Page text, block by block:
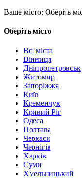
Ваше місто: Оберіть
Оберіть місто
Всі міста
Вінниця
Дніпропетровськ
Житомир
Запоріжжя
Київ
Кременчук
Кривий Ріг
Одеса
Полтава
Черкаси
Чернігів
Харків
Суми
Хмельницький